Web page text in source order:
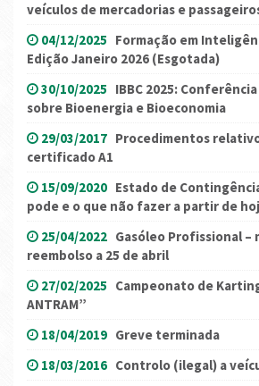
veículos de mercadorias e
04/12/2025 Formação em
Edição Janeiro 2026 (Esgotada)
30/10/2025 IBBC 2025:
sobre Bioenergia e Bioeconomia
29/03/2017 Procedimentos
certificado A1
15/09/2020 Estado de
pode e o que não fazer a partir de
25/04/2022 Gasóleo Profissional
reembolso a 25 de abril
27/02/2025 Campeonato de
ANTRAM”
18/04/2019 Greve terminada
18/03/2016 Controlo (ilegal) a